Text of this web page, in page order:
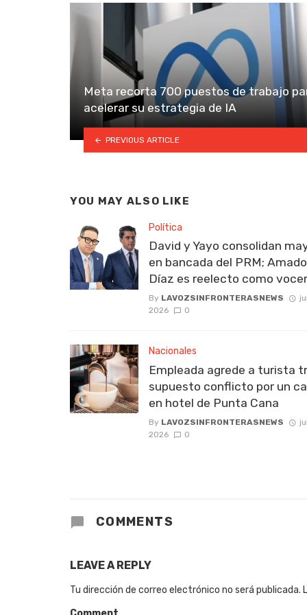
Meta recorta 700 puestos de trabajo
acelerar su estrategia de IA
PREVIOUS ARTICLE
YOU MAY ALSO LIKE
Política
David y Yayo consolidan
en bancada del PRM; Amado
Díaz es reelecto como
By LAVOZSINFRONTERASNEWS
2026
0
Nacionales
Empleada agrede a turista
supuesto conflicto por un
en hotel de Punta Cana
By LAVOZSINFRONTERASNEWS
2026
0
COMMENTS
LEAVE A REPLY
Tu dirección de correo electrónico no será publicada.